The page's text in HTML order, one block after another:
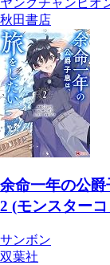
秋田書店
余命一年の公爵
2 (モンスター
サンボン
双葉社